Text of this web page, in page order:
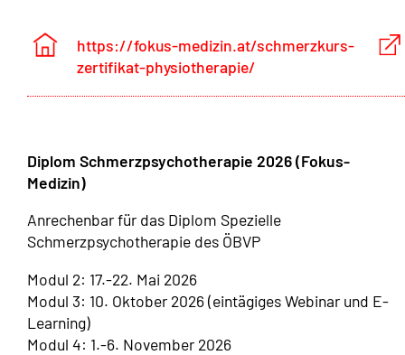
https://fokus-medizin.at/schmerzkurs-
zertifikat-physiotherapie/
Diplom Schmerzpsychotherapie 2026 (Fokus-
Medizin)
Anrechenbar für das Diplom Spezielle
Schmerzpsychotherapie des ÖBVP
Modul 2: 17.-22. Mai 2026
Modul 3: 10. Oktober 2026 (eintägiges Webinar und E-
Learning)
Modul 4: 1.-6. November 2026